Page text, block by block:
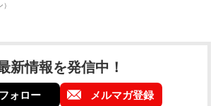
新情報を発信中！
フォロー メルマガ登録